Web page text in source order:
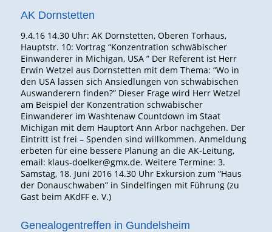
AK Dornstetten
9.4.16 14.30 Uhr: AK Dornstetten, Oberen Torhaus,
Hauptstr. 10: Vortrag “Konzentration schwäbischer
Einwanderer in Michigan, USA ” Der Referent ist Herr
Erwin Wetzel aus Dornstetten mit dem Thema: “Wo in
den USA lassen sich Ansiedlungen von schwäbischen
Auswanderern finden?” Dieser Frage wird Herr Wetzel
am Beispiel der Konzentration schwäbischer
Einwanderer im Washtenaw Countdown im Staat
Michigan mit dem Hauptort Ann Arbor nachgehen. Der
Eintritt ist frei – Spenden sind willkommen. Anmeldung
erbeten für eine bessere Planung an die AK-Leitung,
email: klaus-doelker@gmx.de. Weitere Termine: 3.
Samstag, 18. Juni 2016 14.30 Uhr Exkursion zum “Haus
der Donauschwaben” in Sindelfingen mit Führung (zu
Gast beim AKdFF e. V.)
Genealogentreffen in Gundelsheim